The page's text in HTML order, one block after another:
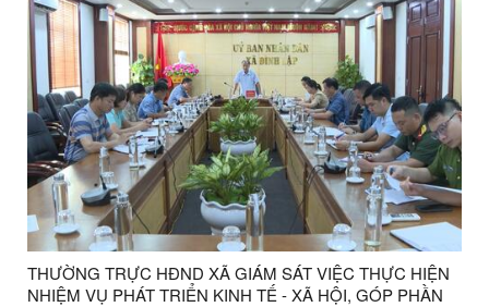
THƯỜNG TRỰC HĐND XÃ GIÁM SÁT VIỆC THỰC HIỆN
NHIỆM VỤ PHÁT TRIỂN KINH TẾ - XÃ HỘI, GÓP PHẦN